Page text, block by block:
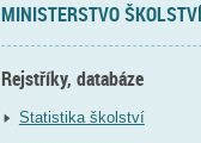
MINISTERSTVO
Rejstříky, databáze
Statistika školství